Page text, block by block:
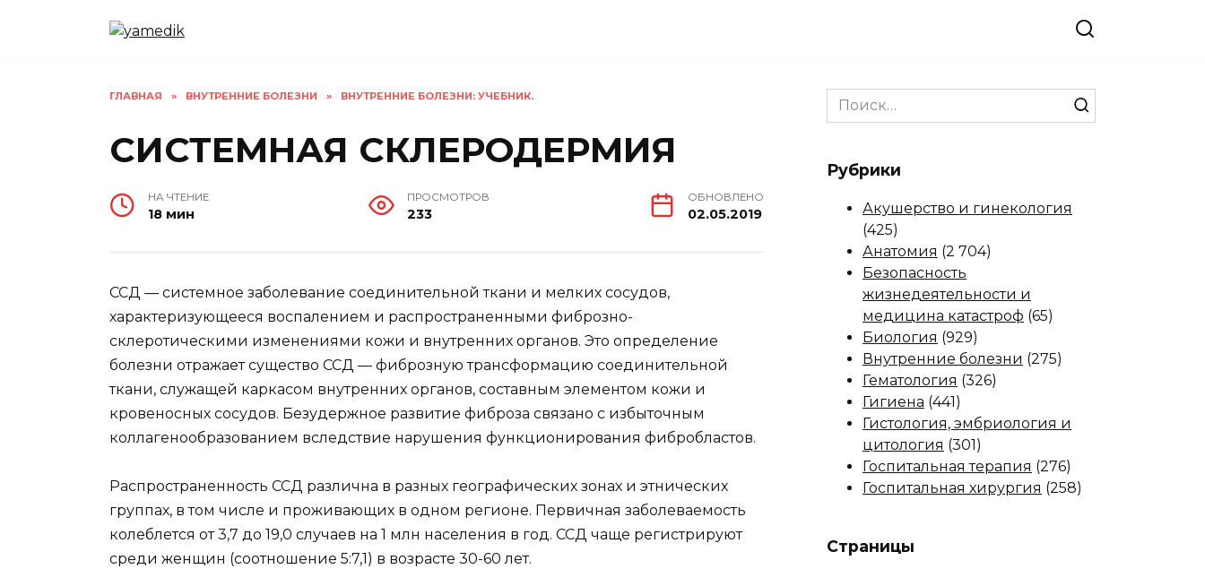
ГЛАВНАЯ » ВНУТРЕННИЕ БОЛЕЗНИ » ВНУТРЕННИЕ БОЛЕЗНИ: УЧЕБНИК.
СИСТЕМНАЯ СКЛЕРОДЕРМИЯ
НА ЧТЕНИЕ
18 мин
ПРОСМОТРОВ
233
ОБНОВЛЕНО
02.05.2019
ССД — системное заболевание соединительной ткани и мелких сосудов,
характеризующееся воспалением и распространенными фиброзно-
склеротическими изменениями кожи и внутренних органов. Это определение
болезни отражает существо ССД — фиброзную трансформацию соединительной
ткани, служащей каркасом внутренних органов, составным элементом кожи и
кровеносных сосудов. Безудержное развитие фиброза связано с избыточным
коллагенообразованием вследствие нарушения функционирования фибробластов.
Распространенность ССД различна в разных географических зонах и этнических
группах, в том числе и проживающих в одном регионе. Первичная заболеваемость
колеблется от 3,7 до 19,0 случаев на 1 млн населения в год. ССД чаще регистрируют
среди женщин (соотношение 5:7,1) в возрасте 30-60 лет.
Search
for:
Рубрики
Акушерство и гинекология
(425)
Анатомия (2 704)
Безопасность
жизнедеятельности и
медицина катастроф (65)
Биология (929)
Внутренние болезни (275)
Гематология (326)
Гигиена (441)
Гистология, эмбриология и
цитология (301)
Госпитальная терапия (276)
Госпитальная хирургия (258)
Страницы